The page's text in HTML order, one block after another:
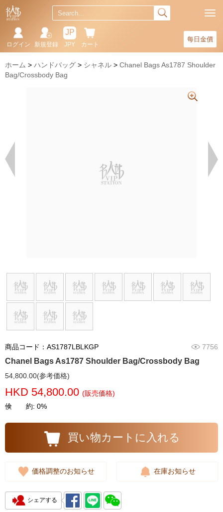
每日金價
カート
JP
JPY
新規登録
ログイン
ホーム ハンドバッグ シャネル
Chanel Bags As1787 Shoulder
Bag/Crossbody Bag
商品コード：AS1787LBLKGP 7756
Chanel Bags As1787 Shoulder Bag/Crossbody Bag
54,800.00(参考価格)
HKD 54,800.00 (販売価格)
倹 約: 0%
買い物カートに入れる
価格調整のお知らせ 在庫お知らせ
シェアする